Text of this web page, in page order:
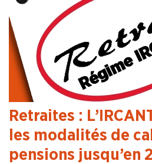
Retraites :
les modalités de
pensions jusqu’en